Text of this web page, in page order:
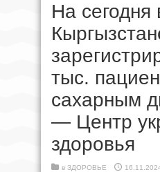
На сегодня
тыс.
сахарным
— Центр
здоровья
в ЗДОРОВЬЕ